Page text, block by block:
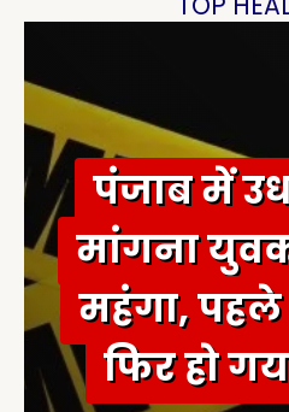
r
:
पंजाब में
मांगना
महंगा,
फिर हो